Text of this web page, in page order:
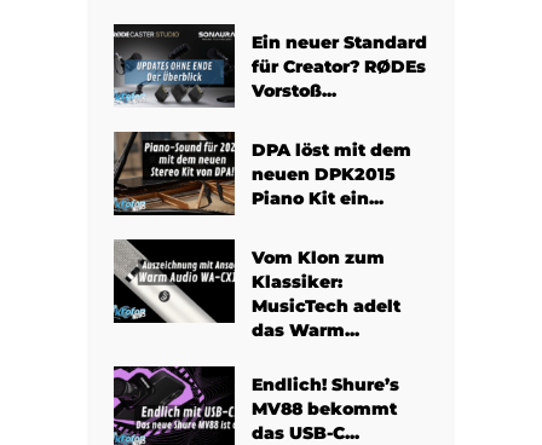
Ein neuer Standard
für Creator? RØDEs
Vorstoß...
DPA löst mit dem
neuen DPK2015
Piano Kit ein...
Vom Klon zum
Klassiker:
MusicTech adelt
das Warm...
Endlich! Shure’s
MV88 bekommt
das USB-C...